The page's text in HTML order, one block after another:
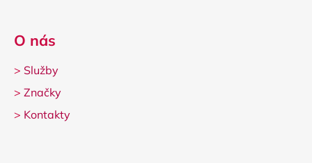
O nás
> Služby
> Značky
> Kontakty